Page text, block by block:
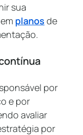
sua
planos de
por
e por
avaliar
por